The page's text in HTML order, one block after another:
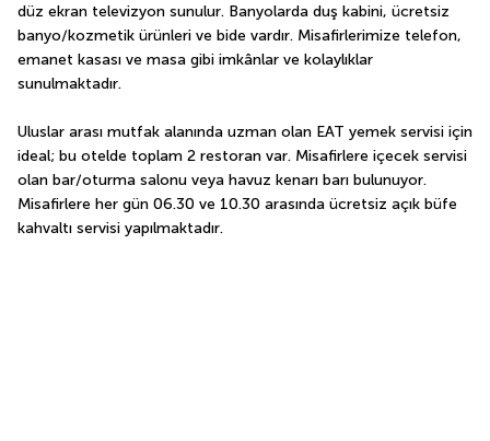
düz ekran televizyon sunulur. Banyolarda duş kabini, ücretsiz
banyo/kozmetik ürünleri ve bide vardır. Misafirlerimize telefon,
emanet kasası ve masa gibi imkânlar ve kolaylıklar
sunulmaktadır.
Uluslar arası mutfak alanında uzman olan EAT yemek servisi için
ideal; bu otelde toplam 2 restoran var. Misafirlere içecek servisi
olan bar/oturma salonu veya havuz kenarı barı bulunuyor.
Misafirlere her gün 06.30 ve 10.30 arasında ücretsiz açık büfe
kahvaltı servisi yapılmaktadır.